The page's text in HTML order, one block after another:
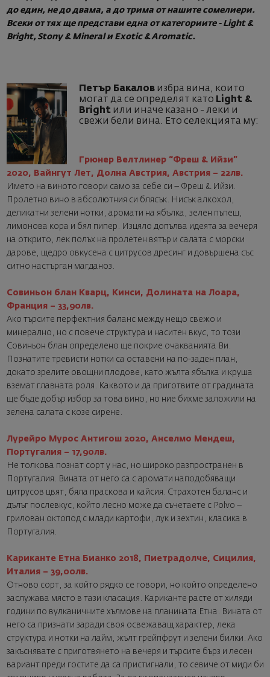
до един, не до двама, а до трима от нашите сомелиери.
Всеки от тях ще представи една от категориите - Light &
Bright, Stony & Mineral и Exotic & Aromatic.
Петър Бакалов избра вина, които
могат да се определят като Light &
Bright или иначе казано - леки и
свежи бели вина. Ето селекцията му:
Грюнер Велтлинер “Фреш & Ийзи”
2020, Вайнгут Лет, Долна Австрия, Австрия – 22лв.
Името на виното говори само за себе си – Фреш & Ийзи.
Пролетно вино в абсолютния си блясък. Нисък алкохол,
деликатни зелени нотки, аромати на ябълка, зелен пъпеш,
лимонова кора и бял пипер. Изцяло допълва идеята за вечеря
на открито, лек полъх на пролетен вятър и салата с морски
дарове, щедро овкусена с цитрусов дресинг и довършена със
ситно настърган магданоз.
Совиньон блан Кварц, Кинси, Долината на Лоара,
Франция – 33,90лв.
Ако търсите перфектния баланс между нещо свежо и
минерално, но с повече структура и наситен вкус, то този
Совиньон блан определено ще покрие очакванията Ви.
Познатите тревисти нотки са оставени на по-заден план,
докато зрелите овощни плодове, като жълта ябълка и круша
вземат главната роля. Каквото и да приготвите от градината
ще бъде добър избор за това вино, но ние бихме заложили на
зелена салата с козе сирене.
Лурейро Мурос Антигош 2020, Анселмо Мендеш,
Португалия – 17,90лв.
Не толкова познат сорт у нас, но широко разпространен в
Португалия. Вината от него са с аромати наподобяващи
цитрусов цвят, бяла праскова и кайсия. Страхотен баланс и
дълъг послевкус, който лесно може да съчетаете с Polvo –
грилован октопод с млади картофи, лук и зехтин, класика в
Португалия.
Кариканте Етна Бианко 2018, Пиетрадолче, Сицилия,
Италия – 39,00лв.
Отново сорт, за който рядко се говори, но който определено
заслужава място в тази класация. Кариканте расте от хиляди
години по вулканичните хълмове на планината Етна. Вината от
него са признати заради своя освежаващ характер, лека
структура и нотки на лайм, жълт грейпфрут и зелени билки. Ако
закъснявате с приготвянето на вечеря и търсите бърз и лесен
вариант преди гостите да са пристигнали, то севиче от миди би